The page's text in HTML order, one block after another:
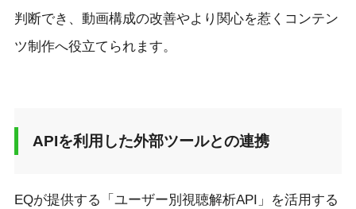
判断でき、動画構成の改善やより関心を惹くコンテン
ツ制作へ役立てられます。
APIを利用した外部ツールとの連携
EQが提供する「ユーザー別視聴解析API」を活用する